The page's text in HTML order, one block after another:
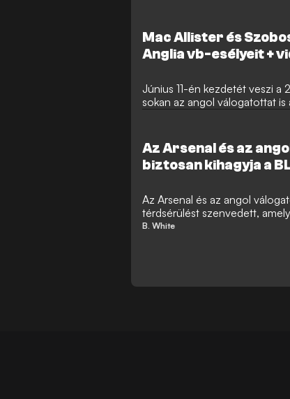
csalódottságáról.
Mac Allister és
Anglia vb-esélyeit +
Június 11-én kezdetét veszi
sokan az angol válogatottat
hogy Gareth Southgate
Az Arsenal és az
biztosan kihagyja a
Az Arsenal és az angol
térdsérülést szenvedett,
hátralévő mérkőzésein, és
B. White